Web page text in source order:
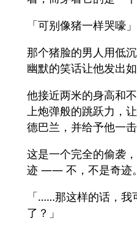
「可别像猪一样哭嚎」
那个猪脸的男人用低
幽默的笑话让他发出
他接近两米的身高和
上炮弹般的跳跃力，
德巴兰，并给予他一击
这是一个完全的偷袭
迹 —— 不，不是奇迹。
「……那这样的话，
了？」